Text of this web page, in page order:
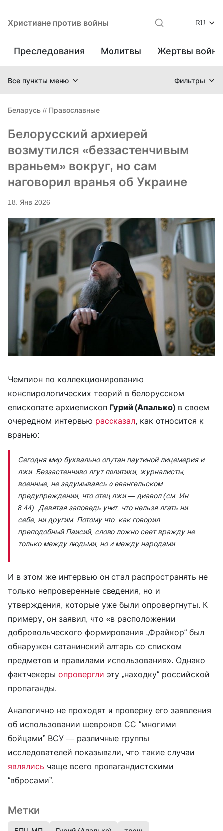
Христиане против войны RU
Преследования Молитвы Жертвы
Все пункты меню Фильтры
Беларусь // Православные
Белорусский архиерей
возмутился «беззастенчивым
враньем» вокруг, но сам
наговорил вранья об Украине
18. Янв 2026
Чемпион по коллекционированию
конспирологических теорий в белорусском
епископате архиепископ Гурий (Апалько) в своем
очередном интервью рассказал, как относится к
вранью:
Сегодня мир буквально опутан паутиной лицемерия и
лжи. Беззастенчиво лгут политики, журналисты,
военные, не задумываясь о евангельском
предупреждении, что отец лжи — диавол (см. Ин.
8:44). Девятая заповедь учит, что нельзя лгать ни
себе, ни другим. Потому что, как говорил
преподобный Паисий, слово ложно сеет вражду не
только между людьми, но и между народами.
И в этом же интервью он стал распространять не
только непроверенные сведения, но и
утверждения, которые уже были опровергнуты. К
примеру, он заявил, что «в расположении
добровольческого формирования „Фрайкор“ был
обнаружен сатанинский алтарь со списком
предметов и правилами использования». Однако
фактчекеры опровергли эту „находку“ российской
пропаганды.
Аналогично не проходят и проверку его заявления
об использовании шевронов СС “многими
бойцами” ВСУ — различные группы
исследователей показывали, что такие случаи
являлись чаще всего пропагандистскими
“вбросами”.
Метки